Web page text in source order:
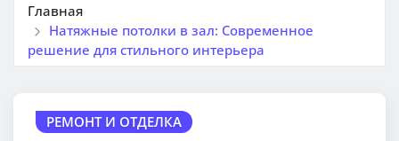
Главная
Натяжные потолки в зал: Современное
решение для стильного интерьера
РЕМОНТ И ОТДЕЛКА